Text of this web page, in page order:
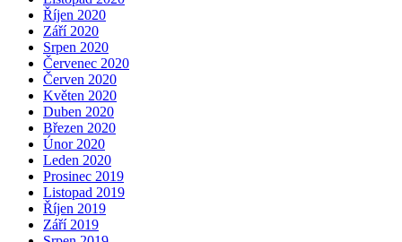
Říjen 2020
Září 2020
Srpen 2020
Červenec 2020
Červen 2020
Květen 2020
Duben 2020
Březen 2020
Únor 2020
Leden 2020
Prosinec 2019
Listopad 2019
Říjen 2019
Září 2019